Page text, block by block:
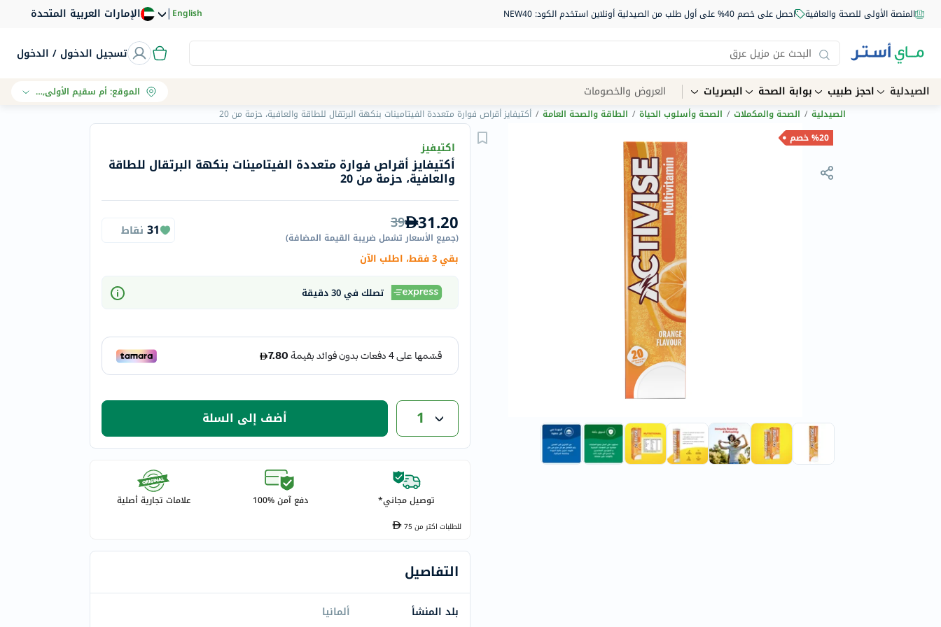
المنصة الأولى للصحة والعافية احصل على خصم 40% على أول طلب من الصيدلية أونلاين استخدم الكود: NEW40 الإمارات العربية المتحدة |English
تسجيل الدخول / الدخول
Navigation
الصيدلية
الماركات
Humantara
carroten
betadine
vitabiotics
bioderma
now
dymatize
medicube
life
blueberry-
naturals
bepanthen
21st-
الصيدلية احجز طبيب بوابة الصحة البصريات العروض والخصومات الموقع:أم سقيم الأولى, دبي
الصيدلية / الصحة والمكملات / الصحة وأسلوب الحياة / الطاقة والصحة العامة / أكتيفايز أقراص فوارة متعددة الفيتامينات بنكهة البرتقال للطاقة والعافية، حزمة من 20
%20 خصم
اكتيفيز
أكتيفايز أقراص فوارة متعددة الفيتامينات بنكهة البرتقال للطاقة
والعافية، حزمة من 20
31.20
39
(جميع الأسعار تشمل ضريبة القيمة المضافة)
31 نقاط
بقي 3 فقط، اطلب الآن
تصلك في 30 دقيقة
1 أضف إلى السلة
توصيل مجاني* دفع آمن %100 علامات تجارية أصلية
للطلبات اكتر من75
التفاصيل
بلد المنشأ
ألمانيا